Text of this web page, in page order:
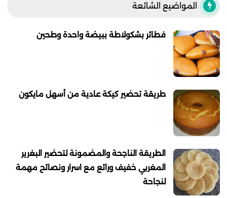
المواضيع الشائعة
فطائر بشكولاطة ببيضة واحدة وطحين
طريقة تحضير كيكة عادية من أسهل مايكون
الطريقة الناجحة والمضمونة لتحضير البغرير
المغربي خفيف ورائع مع اسرار ونصائح مهمة
لنجاحة